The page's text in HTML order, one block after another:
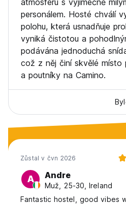
atmosféru s výjimečně
personálem. Hosté chválí
polohu, která usnadňuje
vyniká čistotou a
podávána jednoduchá
což z něj činí skvělé místo
a poutníky na Camino.
Zůstal v čvn 2026
A Andre
Muž, 25-30, Ireland
Fantastic hostel, good vibes